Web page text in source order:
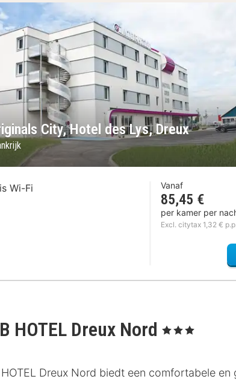
foto
City, Hotel des Lys, Dreux
Wi-Fi
Vanaf
85,45 €
per kamer per
Excl. citytax 1,32 €
HOTEL Dreux Nord , 3 Sterren
HOTEL Dreux Nord biedt een comfortabele